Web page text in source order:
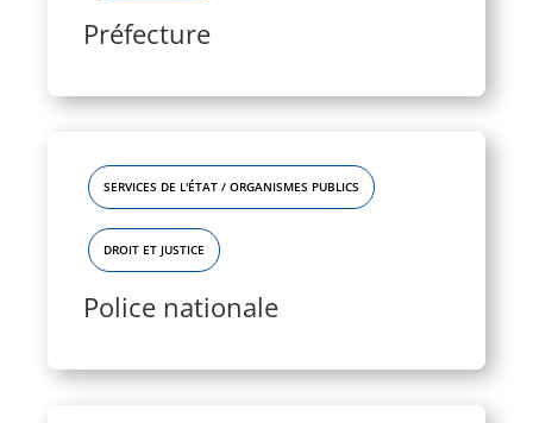
Préfecture
SERVICES DE L'ÉTAT / ORGANISMES PUBLICS
DROIT ET JUSTICE
Police nationale